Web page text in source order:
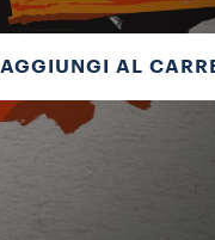
AGGIUNGI AL